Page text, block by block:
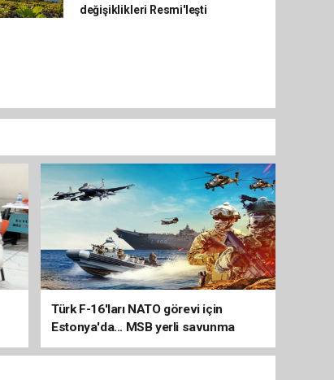
değişiklikleri Resmi'leşti
Türk F-16'ları NATO görevi için
Estonya'da... MSB yerli savunma
sistemleriyle güçleniyor